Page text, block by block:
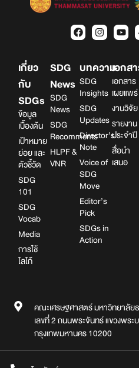
เกี่ยว
กับ
SDGs
ข้อมูล
เบื้องต้น
เป้าหมาย
ย่อย และ
ตัวชี้วัด
SDG
101
SDG
Vocab
Media
การใช้
โลโก้
SDG
News
SDG
News
SDG
Recomments
HLPF &
VNR
บทความ
SDG
Insights
SDG
Updates
Director’s
Note
Voice of
SDG
Move
Editor’s
Pick
SDGs in
Action
เอกส
เอกสาร
เผยแพร่
งานวิจัย
รายงาน
ประจำปี
สื่อนำ
เสนอ
คณะเศรษฐศาสตร์ มหาวิทยาลัย
เลขที่ 2 ถนนพระจันทร์ แขวงพระ
กรุงเทพมหานคร 10200